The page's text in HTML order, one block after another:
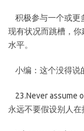
积极参与一个或更
现有状况而跳槽，
水平。
小编：这个没得说
23.Never assume
永远不要假设别人